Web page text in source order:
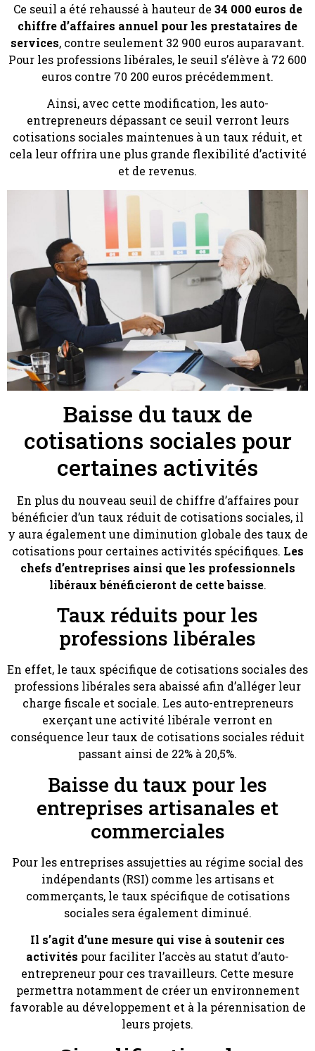
Ce seuil a été rehaussé à hauteur de 34 000 euros de
chiffre d’affaires annuel pour les prestataires de
services, contre seulement 32 900 euros auparavant.
Pour les professions libérales, le seuil s’élève à 72 600
euros contre 70 200 euros précédemment.
Ainsi, avec cette modification, les auto-
entrepreneurs dépassant ce seuil verront leurs
cotisations sociales maintenues à un taux réduit, et
cela leur offrira une plus grande flexibilité d’activité
et de revenus.
Baisse du taux de
cotisations sociales pour
certaines activités
En plus du nouveau seuil de chiffre d’affaires pour
bénéficier d’un taux réduit de cotisations sociales, il
y aura également une diminution globale des taux de
cotisations pour certaines activités spécifiques. Les
chefs d’entreprises ainsi que les professionnels
libéraux bénéficieront de cette baisse.
Taux réduits pour les
professions libérales
En effet, le taux spécifique de cotisations sociales des
professions libérales sera abaissé afin d’alléger leur
charge fiscale et sociale. Les auto-entrepreneurs
exerçant une activité libérale verront en
conséquence leur taux de cotisations sociales réduit
passant ainsi de 22% à 20,5%.
Baisse du taux pour les
entreprises artisanales et
commerciales
Pour les entreprises assujetties au régime social des
indépendants (RSI) comme les artisans et
commerçants, le taux spécifique de cotisations
sociales sera également diminué.
Il s’agit d’une mesure qui vise à soutenir ces
activités pour faciliter l’accès au statut d’auto-
entrepreneur pour ces travailleurs. Cette mesure
permettra notamment de créer un environnement
favorable au développement et à la pérennisation de
leurs projets.